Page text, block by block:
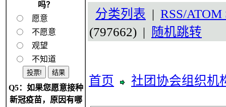
吗？
愿意
不愿意
观望
不知道
Q5：如果您愿意接种
新冠疫苗，原因有哪
分类列表 | RSS/ATOM
(797662) |
随机跳转
首页 社团协会组织机